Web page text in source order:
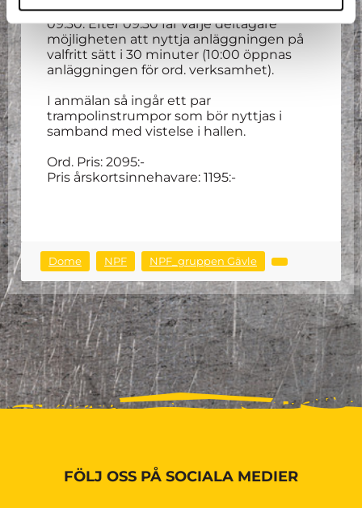
Träningen pågår från 08:30 till och med
09:30. Efter 09:30 får varje deltagare
möjligheten att nyttja anläggningen på
valfritt sätt i 30 minuter (10:00 öppnas
anläggningen för ord. verksamhet).
I anmälan så ingår ett par
trampolinstrumpor som bör nyttjas i
samband med vistelse i hallen.
Ord. Pris: 2095:-
Pris årskortsinnehavare: 1195:-
Dome NPF NPF_gruppen Gävle
FÖLJ OSS PÅ SOCIALA MEDIER